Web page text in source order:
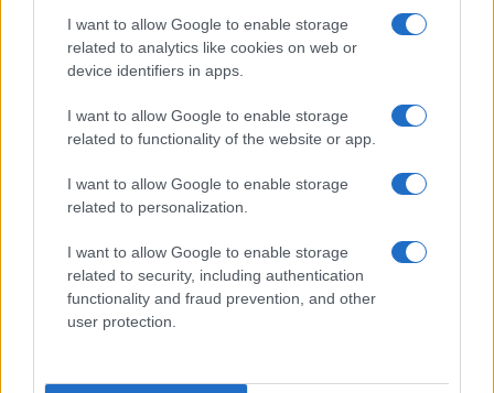
I want to allow Google to enable storage
related to analytics like cookies on web or
device identifiers in apps.
I want to allow Google to enable storage
related to functionality of the website or app.
I want to allow Google to enable storage
related to personalization.
I want to allow Google to enable storage
related to security, including authentication
functionality and fraud prevention, and other
user protection.
Infantino fa marcia indietro: il calcio mondiale resta
pubblico